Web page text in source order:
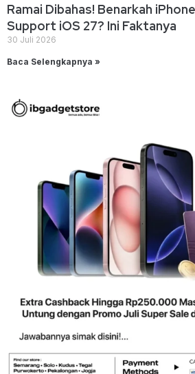
Ramai Dibahas! Benarkah
Support iOS 27? Ini Faktanya
30 Juli 2026
Baca Selengkapnya »